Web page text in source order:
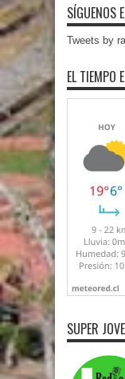
SÍGUENOS
Tweets by
EL TIEMPO
SUPER